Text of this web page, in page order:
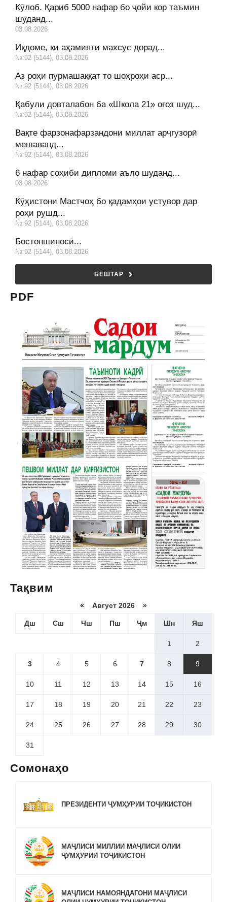
Кӯлоб. Қариб 5000 нафар бо ҷойи кор таъмин
шуданд...
03.08.2026
Иқдоме, ки аҳамияти махсус дорад...
№:92 (5144), 03.08.2026
Аз роҳи пурмашаққат то шоҳроҳи аср...
№:92 (5144), 03.08.2026
Қабули довталабон ба «Школа 21» оғоз шуд...
№:92 (5144), 03.08.2026
Вақте фарзонафарзандони миллат арҷгузорӣ
мешаванд...
№:92 (5144), 03.08.2026
6 нафар соҳиби дипломи аъло шуданд...
03.08.2026
Кӯҳистони Мастчоҳ бо қадамҳои устувор дар
роҳи рушд...
№:92 (5144), 03.08.2026
Бостоншиносӣ...
№:92 (5144), 03.08.2026
БЕШТАР
PDF
Тақвим
« Август 2026 »
Дш Сш Чш Пш Ҷм Шн Яш
1 2
3 4 5 6 7 8 9
10 11 12 13 14 15 16
17 18 19 20 21 22 23
24 25 26 27 28 29 30
31
Сомонаҳо
ПРЕЗИДЕНТИ ҶУМҲУРИИ ТОҶИКИСТОН
МАҶЛИСИ МИЛЛИИ МАҶЛИСИ ОЛИИ
ҶУМҲУРИИ ТОҶИКИСТОН
МАҶЛИСИ НАМОЯНДАГОНИ МАҶЛИСИ